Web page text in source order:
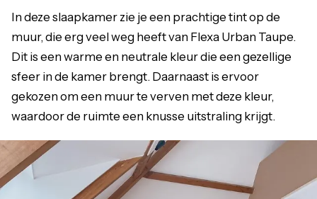
In deze slaapkamer zie je een prachtige tint op de
muur, die erg veel weg heeft van Flexa Urban Taupe.
Dit is een warme en neutrale kleur die een gezellige
sfeer in de kamer brengt. Daarnaast is ervoor
gekozen om een muur te verven met deze kleur,
waardoor de ruimte een knusse uitstraling krijgt.